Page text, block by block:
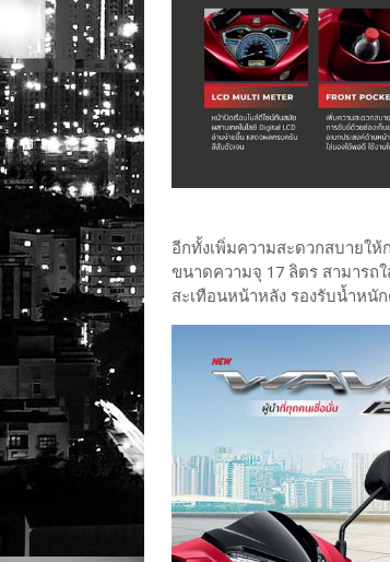
อีกทั้งเพิ่มความสะดวกสบายให้
ขนาดความจุ 17 ลิตร สามารถ
สะเทือนหน้าหลัง รองรับน้ำหนั